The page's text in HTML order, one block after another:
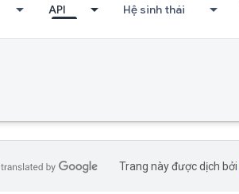
API Hệ sinh thái
Trang này được dịch bởi